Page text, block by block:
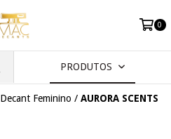
0
PRODUTOS
Decant Feminino / AURORA SCENTS